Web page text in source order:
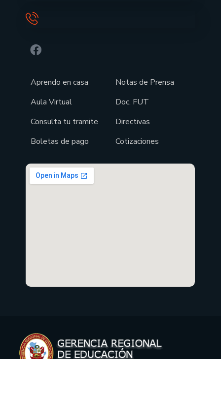
Aprendo en casa
Aula Virtual
Consulta tu tramite
Boletas de pago
Notas de Prensa
Doc. FUT
Directivas
Cotizaciones